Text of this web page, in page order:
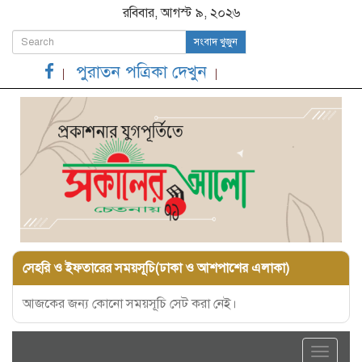
রবিবার, আগস্ট ৯, ২০২৬
সংবাদ খুজুন
পুরাতন পত্রিকা দেখুন
সেহরি ও ইফতারের সময়সূচি(ঢাকা ও আশপাশের এলাকা)
আজকের জন্য কোনো সময়সূচি সেট করা নেই।
Toggle